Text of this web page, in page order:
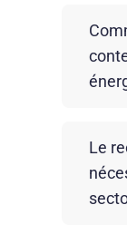
(ENR,
Le